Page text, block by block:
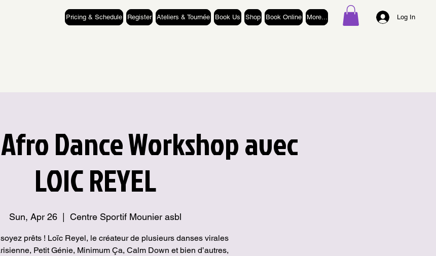
Pricing & Schedule Register Ateliers & Tournée Book Us Shop Book Online More... Log In
Dance Workshop avec
LOIC REYEL
Sun, Apr 26
  |
Centre Sportif Mounier asbl
prêts ! Loïc Reyel, le créateur de plusieurs danses virales
Petit Génie, Minimum Ça, Calm Down et bien d’autres,